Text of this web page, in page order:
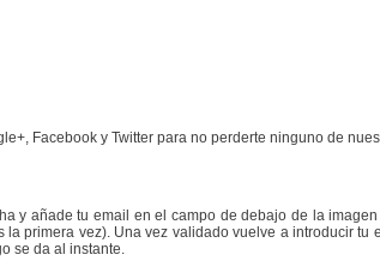
Facebook y Twitter para no perderte ninguno de
y añade tu email en el campo de debajo de la
la primera vez). Una vez validado vuelve a introducir tu
se da al instante.